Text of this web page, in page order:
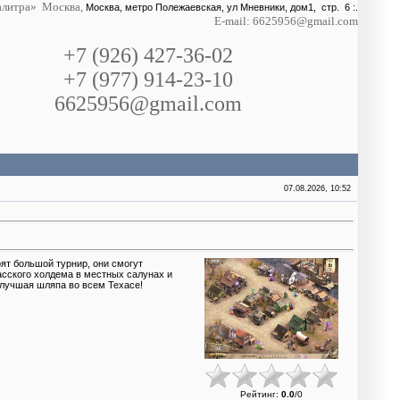
Москва, Москва, метро Полежаевская, ул Мневники, дом1, стр. 6 :.
E-mail: 6625956@gmail.com
+7 (926) 427-36-02
+7 (977) 914-23-10
6625956@gmail.com
07.08.2026, 10:52
большой турнир, они смогут
холдема в местных салунах и
шляпа во всем Техасе!
Рейтинг: 0.0/0